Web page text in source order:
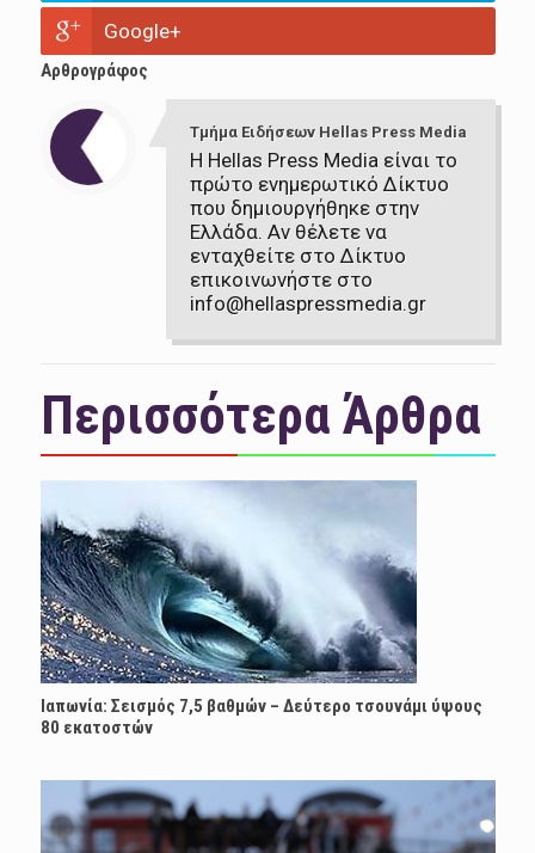
Google+
Αρθρογράφος
Τμήμα Ειδήσεων Hellas Press Media
Η Hellas Press Media είναι το
πρώτο ενημερωτικό Δίκτυο
που δημιουργήθηκε στην
Ελλάδα. Αν θέλετε να
ενταχθείτε στο Δίκτυο
επικοινωνήστε στο
info@hellaspressmedia.gr
Περισσότερα Άρθρα
Ιαπωνία: Σεισμός 7,5 βαθμών – Δεύτερο τσουνάμι ύψους
80 εκατοστών